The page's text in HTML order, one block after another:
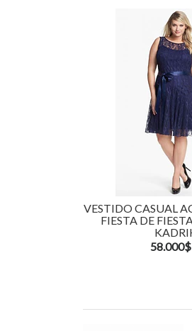
VESTIDO CASUAL
FIESTA DE